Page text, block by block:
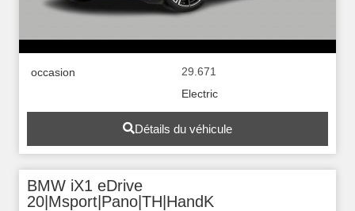
occasion
29.671
Electric
Détails du véhicule
BMW iX1 eDrive
20|Msport|Pano|TH|HandK